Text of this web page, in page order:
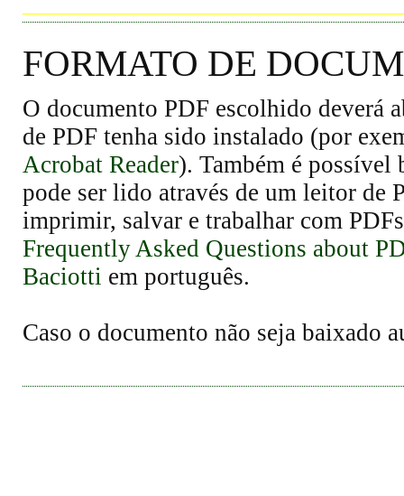
FORMATO DE
O documento PDF escolhido deverá
de PDF tenha sido instalado (por
Acrobat Reader). Também é possível
pode ser lido através de um leitor de
imprimir, salvar e trabalhar com
Frequently Asked Questions about
Baciotti em português.
Caso o documento não seja baixado